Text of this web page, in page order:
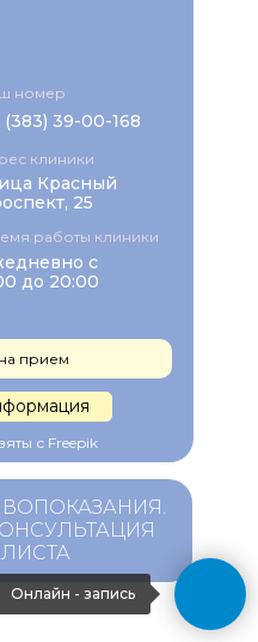
(383) 39-00-168
номер
с
до 20:00
работы клиники
клиники
Красный
25
прием
с Freepik
Онлайн - запись